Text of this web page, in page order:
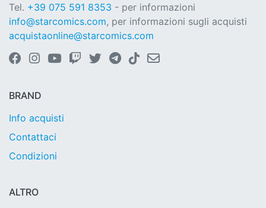
Tel. +39 075 591 8353 - per informazioni
info@starcomics.com, per informazioni sugli acquisti
acquistaonline@starcomics.com
BRAND
Info acquisti
Contattaci
Condizioni
ALTRO